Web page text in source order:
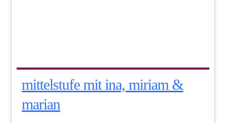
mittelstufe mit ina, miriam &
marian